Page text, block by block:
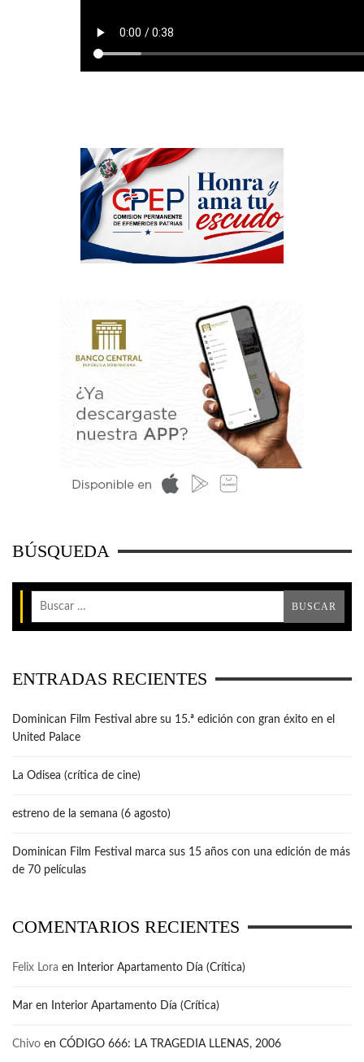
BÚSQUEDA
ENTRADAS RECIENTES
Dominican Film Festival abre su 15.ª edición con gran éxito en el
United Palace
La Odisea (crítica de cine)
estreno de la semana (6 agosto)
Dominican Film Festival marca sus 15 años con una edición de más
de 70 películas
COMENTARIOS RECIENTES
Felix Lora en Interior Apartamento Día (Crítica)
Mar en Interior Apartamento Día (Crítica)
Chivo en CÓDIGO 666: LA TRAGEDIA LLENAS, 2006